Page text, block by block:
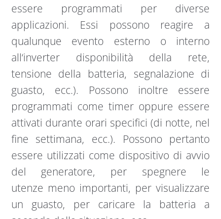
essere programmati per diverse
applicazioni. Essi possono reagire a
qualunque evento esterno o interno
all‘inverter disponibilità della rete,
tensione della batteria, segnalazione di
guasto, ecc.). Possono inoltre essere
programmati come timer oppure essere
attivati durante orari specifici (di notte, nel
fine settimana, ecc.). Possono pertanto
essere utilizzati come dispositivo di avvio
del generatore, per spegnere le
utenze meno importanti, per visualizzare
un guasto, per caricare la batteria a